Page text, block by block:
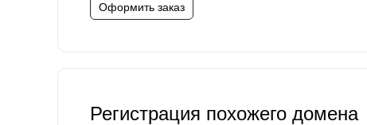
Оформить заказ
Регистрация похожего домена